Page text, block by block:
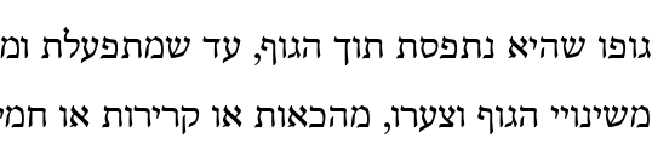
גופו שהיא נתפסת תוך הגוף, עד שמתפעלת
משינויי הגוף וצערו, מהכאות או קרירות או